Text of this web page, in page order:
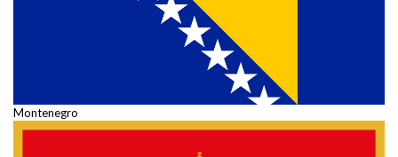
Montenegro